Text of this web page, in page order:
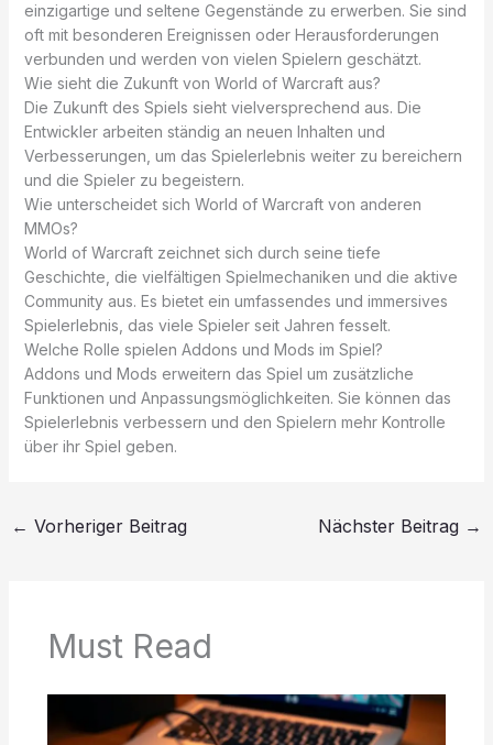
einzigartige und seltene Gegenstände zu erwerben. Sie sind
oft mit besonderen Ereignissen oder Herausforderungen
verbunden und werden von vielen Spielern geschätzt.
Wie sieht die Zukunft von World of Warcraft aus?
Die Zukunft des Spiels sieht vielversprechend aus. Die
Entwickler arbeiten ständig an neuen Inhalten und
Verbesserungen, um das Spielerlebnis weiter zu bereichern
und die Spieler zu begeistern.
Wie unterscheidet sich World of Warcraft von anderen
MMOs?
World of Warcraft zeichnet sich durch seine tiefe
Geschichte, die vielfältigen Spielmechaniken und die aktive
Community aus. Es bietet ein umfassendes und immersives
Spielerlebnis, das viele Spieler seit Jahren fesselt.
Welche Rolle spielen Addons und Mods im Spiel?
Addons und Mods erweitern das Spiel um zusätzliche
Funktionen und Anpassungsmöglichkeiten. Sie können das
Spielerlebnis verbessern und den Spielern mehr Kontrolle
über ihr Spiel geben.
← Vorheriger Beitrag Nächster Beitrag →
Must Read